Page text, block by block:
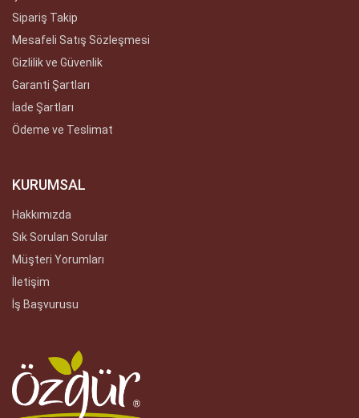
Sipariş Takip
Mesafeli Satış Sözleşmesi
Gizlilik ve Güvenlik
Garanti Şartları
İade Şartları
Ödeme ve Teslimat
KURUMSAL
Hakkımızda
Sık Sorulan Sorular
Müşteri Yorumları
İletişim
İş Başvurusu